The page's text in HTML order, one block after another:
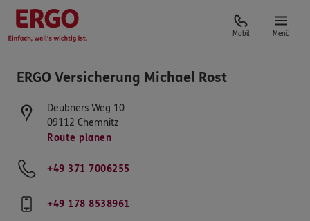
Mobil Menü
ERGO Versicherung Michael Rost
Deubners Weg 10
09112 Chemnitz
Route planen
+49 371 7006255
+49 178 8538961